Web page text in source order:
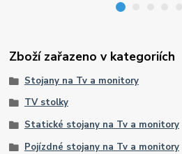
Zboží zařazeno v kategoriích
Stojany na Tv a monitory
TV stolky
Statické stojany na Tv a monitory
Pojízdné stojany na Tv a monitory